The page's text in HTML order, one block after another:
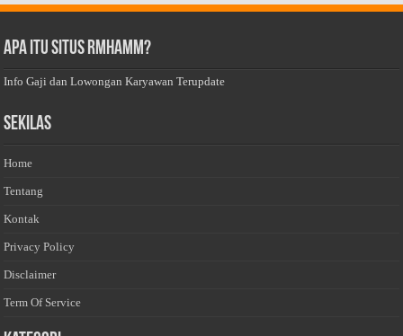
Apa Itu Situs Rmhamm?
Info Gaji dan Lowongan Karyawan Terupdate
Sekilas
Home
Tentang
Kontak
Privacy Policy
Disclaimer
Term Of Service